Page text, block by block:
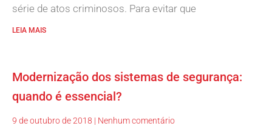
série de atos criminosos. Para evitar que
LEIA MAIS
Modernização dos sistemas de segurança:
quando é essencial?
9 de outubro de 2018 Nenhum comentário